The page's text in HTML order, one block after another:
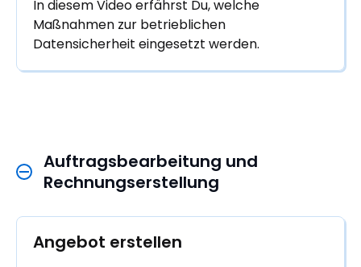
In diesem Video erfährst Du, welche
Maßnahmen zur betrieblichen
Datensicherheit eingesetzt werden.
Auftragsbearbeitung und
Rechnungserstellung
Angebot erstellen